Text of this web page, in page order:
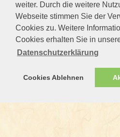
weiter. Durch die weitere
Webseite stimmen Sie der
Cookies zu. Weitere
Cookies erhalten Sie in
Datenschutzerklärung
Cookies Ablehnen